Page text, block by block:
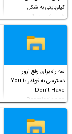
کیلوبایتی به شکل
شورت‌کات در آن موجود
است!
سه راه برای رفع ارور
دسترسی به فولدر یا You
Don’t Have
Permission to
Access this folder